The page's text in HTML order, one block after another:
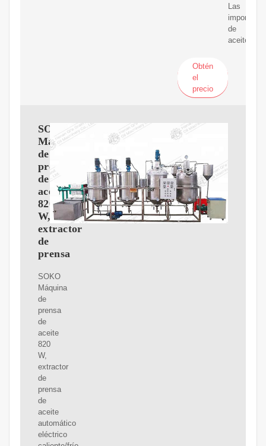
Las
de
aceite
Obtén
el
precio
SOKO
Máquina
de
prensa
de
aceite
820
W,
extractor
de
prensa
SOKO
Máquina
de
prensa
de
aceite
820
W,
extractor
de
prensa
de
aceite
automático
eléctrico